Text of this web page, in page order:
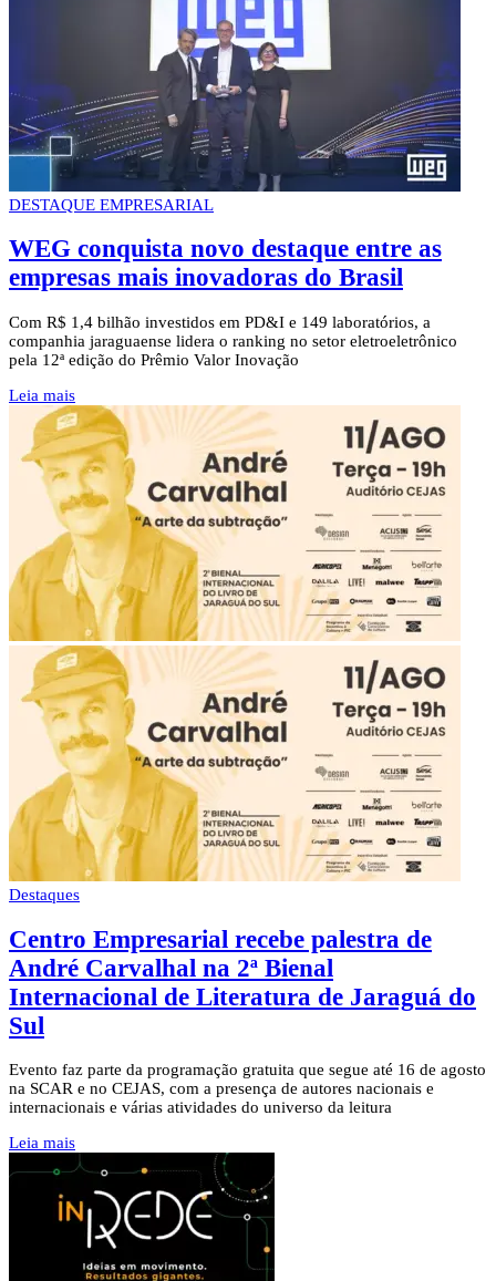
DESTAQUE EMPRESARIAL
WEG conquista novo destaque entre as
empresas mais inovadoras do Brasil
Com R$ 1,4 bilhão investidos em PD&I e 149 laboratórios, a
companhia jaraguaense lidera o ranking no setor eletroeletrônico
pela 12ª edição do Prêmio Valor Inovação
Leia mais
Destaques
Centro Empresarial recebe palestra de
André Carvalhal na 2ª Bienal
Internacional de Literatura de Jaraguá do
Sul
Evento faz parte da programação gratuita que segue até 16 de agosto
na SCAR e no CEJAS, com a presença de autores nacionais e
internacionais e várias atividades do universo da leitura
Leia mais